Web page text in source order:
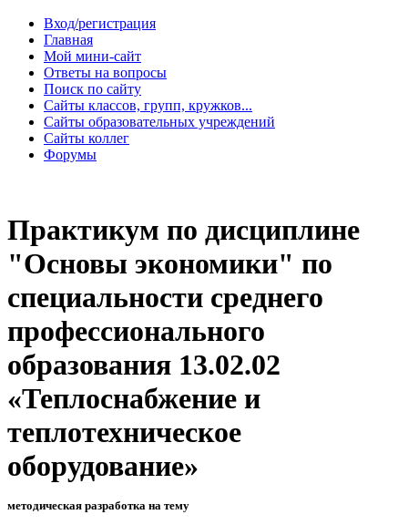
Вход/регистрация
Главная
Мой мини-сайт
Ответы на вопросы
Поиск по сайту
Сайты классов, групп, кружков...
Сайты образовательных учреждений
Сайты коллег
Форумы
Практикум по дисциплине
"Основы экономики" по
специальности среднего
профессионального
образования 13.02.02
«Теплоснабжение и
теплотехническое
оборудование»
методическая разработка на тему